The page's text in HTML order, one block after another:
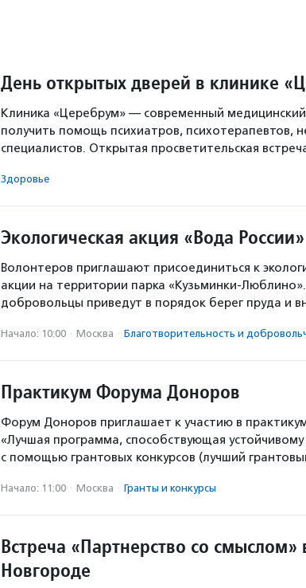
День открытых дверей в клинике
Клиника «Церебрум» — современный
получить помощь психиатров, психотерапевтов,
специалистов. Открытая просветительская
Здоровье
Экологическая акция «Вода
Волонтеров приглашают присоединиться к
акции на территории парка «Кузьминки-
добровольцы приведут в порядок берег пруда и
Начало: 10:00 · Москва · Благотвори­тель­ность и
Практикум Форума Доноров
Форум Доноров приглашает к участию в
«Лучшая программа, способствующая
с помощью грантовых конкурсов (лучший
Начало: 11:00 · Москва · Гранты и конкурсы
Встреча «Партнерство со
Новгороде